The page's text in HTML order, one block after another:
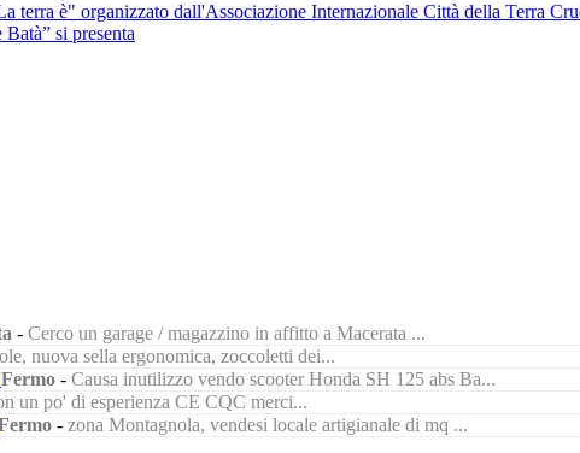
è" organizzato dall'Associazione Internazionale Città della Terra
si presenta
- Cerco un garage / magazzino in affitto a Macerata ...
nuova sella ergonomica, zoccoletti dei...
Fermo - Causa inutilizzo vendo scooter Honda SH 125 abs Ba...
un po' di esperienza CE CQC merci...
- zona Montagnola, vendesi locale artigianale di mq ...